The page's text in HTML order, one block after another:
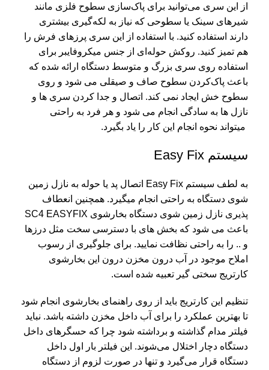
از این سری می‌توانید برای پاک‌سازی سطوح فلزی مانند
شیرهای سینک یا سطوحی که نیاز به لکه‌گیری بیشتری
دارند استفاده کنید. با استفاده از این سری پرزهای فرش را
هم تمیز کنید. روکش حوله‌ای از جنس میکروفایبر برای
استفاده روی سری بزرگ و متوسط دستگاه ارائه شده که
باعث پاک‌کردن سطوح صاف و صیقلی می شود و روی
سطوح خش ایجاد نمی کند. اتصال و جدا کردن سری ها و
نازل ها به سادگی انجام می شود و هر فرد به راحتی
میتواند نحوه انجام این کار را یاد بگیرد.
سیستم Easy Fix
به لطف سیستم Easy Fix اتصال پد یا حوله به نازل زمین
شوی دستگاه به راحتی انجام میگیرد. همچنین انعطاف
پذیری نازل زمین شوی دستگاه بخارشوی SC4 EASYFIX
باعث می شود که بخش های با دسترسی سخت مثل درزها
و .. را به راحتی نظافت نمایید. برای جلوگیری از رسوب
املاح موجود در آب درون مخزن درون این بخارشوی
کارتریج سختی گیر تعبیه شده است.
تنظیم این کارتریج باید از روی راهنمای بخارشوی انجام شود
تا بهترین عملکرد را برای آب داخل مخزن داشته باشد. نباید
فیلتر مدام گذاشته و برداشته شود چرا که حسگرهای داخل
دستگاه دچار اختلال می‌شوند. این فیلتر بار اول داخل
دستگاه قرار می‌گیرد و تنها در صورت لزوم از دستگاه